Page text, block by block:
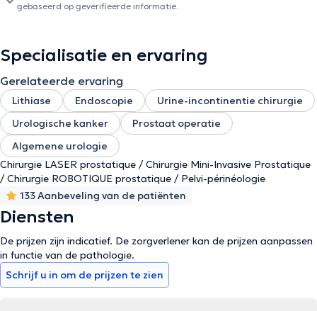
gebaseerd op geverifieerde informatie.
Specialisatie en ervaring
Gerelateerde ervaring
Lithiase Endoscopie
Urine-incontinentie chirurgie
Urologische kanker
Prostaat operatie
Algemene urologie
Chirurgie LASER prostatique / Chirurgie Mini-Invasive Prostatique
/ Chirurgie ROBOTIQUE prostatique / Pelvi-périnéologie
133 Aanbeveling van de patiënten
Diensten
De prijzen zijn indicatief. De zorgverlener kan de prijzen aanpassen
in functie van de pathologie.
Schrijf u in om de prijzen te zien